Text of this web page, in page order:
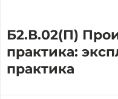
Б2.В.02(П)
практика:
практика